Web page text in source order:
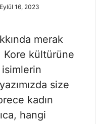
Eylül 16, 2023
merak
kültürüne
size
kadın
hangi